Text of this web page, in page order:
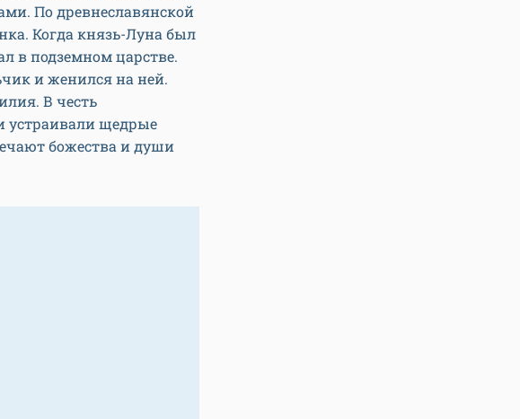
По древнеславянской
Когда князь-Луна был
в подземном царстве.
и женился на ней.
В честь
устраивали щедрые
божества и души